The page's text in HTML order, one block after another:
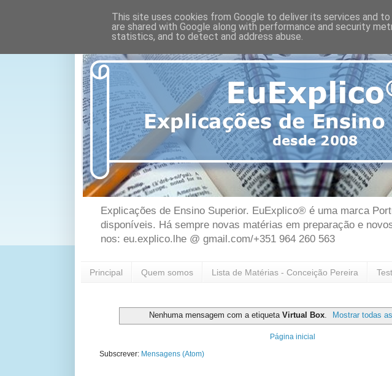
Explicações de Ensino Superior. EuExplico® é uma marca
disponíveis. Há sempre novas matérias em preparação e
nos: eu.explico.lhe @ gmail.com/+351 964 260 563
Principal Quem somos Lista de Matérias - Conceição Pereira
Nenhuma mensagem com a etiqueta Virtual Box. Mostrar todas
Página inicial
Subscrever: Mensagens (Atom)
This site uses cookies from Google to deliver its services and
are shared with Google along with performance and security
statistics, and to detect and address abuse.